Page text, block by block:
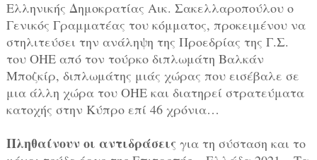
Ελληνικής Δημοκρατίας Αικ. Σακελλαροπούλου ο
Γενικός Γραμματέας του κόμματος, προκειμένου να
στηλιτεύσει την ανάληψη της Προεδρίας της Γ.Σ.
του ΟΗΕ από τον τούρκο διπλωμάτη Βαλκάν
Μποζκίρ, διπλωμάτης μιάς χώρας που εισέβαλε σε
μια άλλη χώρα του ΟΗΕ και διατηρεί στρατεύματα
κατοχής στην Κύπρο επί 46 χρόνια…
Πληθαίνουν οι αντιδράσεις για τη σύσταση και το